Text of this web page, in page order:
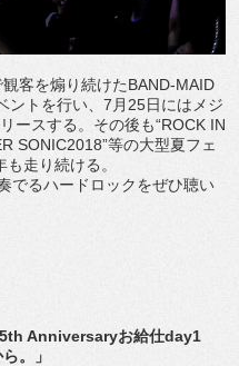
客を煽り続けたBAND-MAID
ントを行い、7月25日にはメジ
ースする。その後も“ROCK IN
SONIC2018”等の大型夏フェ
走り続ける。
でるハードロックをぜひ聴い
Anniversaryお給仕day1
。」